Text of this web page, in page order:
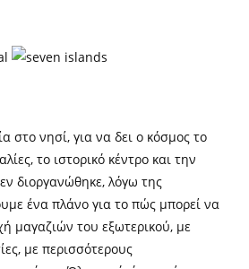
στο νησί, για να δει ο κόσμος το
το ιστορικό κέντρο και την
διοργανώθηκε, λόγω της
ένα πλάνο για το πώς μπορεί να
μαγαζιών του εξωτερικού, με
με περισσότερους